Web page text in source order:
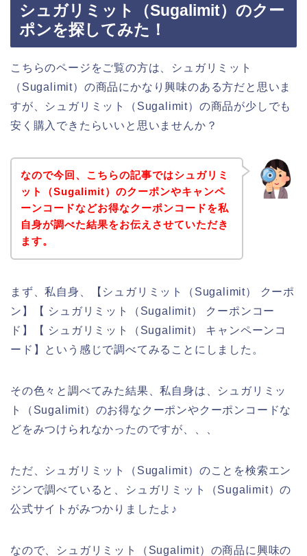
シュガリミット（Sugalimit）のクー
ポンを探してみた！
こちらのページをご覧の方は、シュガリミット
（Sugalimit）の商品にかなり興味のある方だと思いま
すが、シュガリミット（Sugalimit）の商品が少しでも
安く購入できたらいいと思いませんか？
なので今回、こちらの記事ではシュガリミ
ット（Sugalimit）のクーポンやキャンペ
ーンコードなどお得なクーポンコードを私
自身が調べた結果をお伝えさせていただき
ます。
まず、私自身、【シュガリミット（Sugalimit） クーポ
ン】【 シュガリミット（Sugalimit） クーポンコー
ド】【 シュガリミット（Sugalimit） キャンペーンコ
ード】という感じで調べてみることにしました。
その色々と調べてみた結果、私自身は、シュガリミッ
ト（Sugalimit）のお得なクーポンやクーポンコードな
どをみつけられなかったのですが、、、
ただ、シュガリミット（Sugalimit）のことを検索エン
ジンで調べていると、シュガリミット（Sugalimit）の
公式サイトがみつかりましたよ♪
なので、シュガリミット（Sugalimit）の商品に興味の